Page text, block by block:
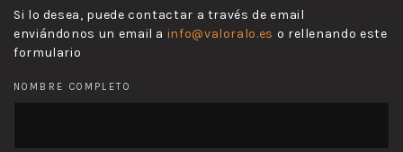
Si lo desea, puede contactar a través de email
enviándonos un email a info@valoralo.es o rellenando este
formulario
NOMBRE COMPLETO